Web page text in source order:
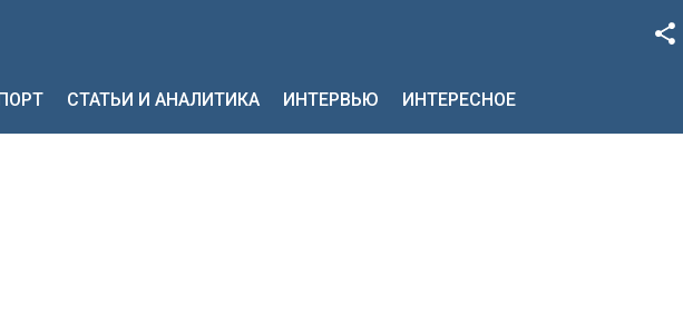
Google+
СТАТЬИ И АНАЛИТИКА ИНТЕРВЬЮ ИНТЕРЕСНОЕ